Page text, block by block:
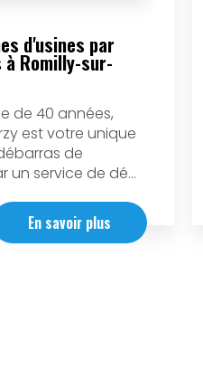
d'usines par
Romilly-sur-
de 40 années,
est votre unique
de
un service de dé...
En savoir plus